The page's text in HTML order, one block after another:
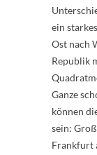
ein
Ost nach
Republik
Ganze
können
sein:
Frankfurt